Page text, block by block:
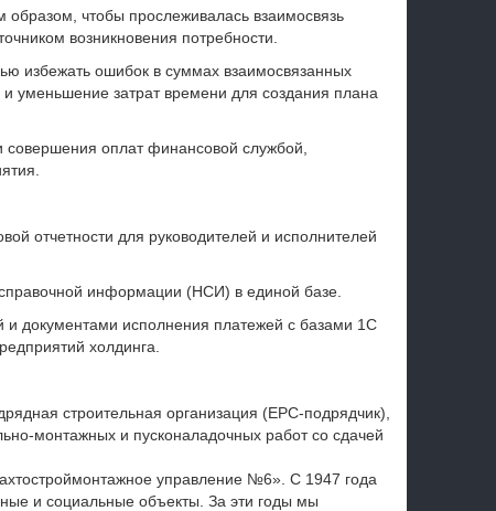
чтобы прослеживалась взаимосвязь
возникновения потребности.
избежать ошибок в суммах взаимосвязанных
уменьшение затрат времени для создания плана
оплат финансовой службой,
отчетности для руководителей и исполнителей
информации (НСИ) в единой базе.
документами исполнения платежей с базами 1С
холдинга.
строительная организация (EPC-подрядчик),
монтажных и пусконаладочных работ со сдачей
управление №6». С 1947 года
и социальные объекты. За эти годы мы